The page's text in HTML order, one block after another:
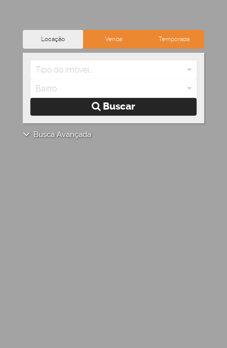
Locação Venda Temporada
Tipo do imóvel...
Bairro
Buscar
Busca Avançada